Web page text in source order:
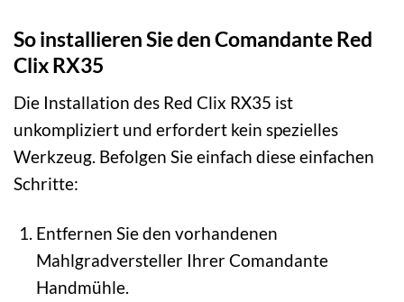
So installieren Sie den Comandante Red
Clix RX35
Die Installation des Red Clix RX35 ist
unkompliziert und erfordert kein spezielles
Werkzeug. Befolgen Sie einfach diese einfachen
Schritte:
Entfernen Sie den vorhandenen
Mahlgradversteller Ihrer Comandante
Handmühle.